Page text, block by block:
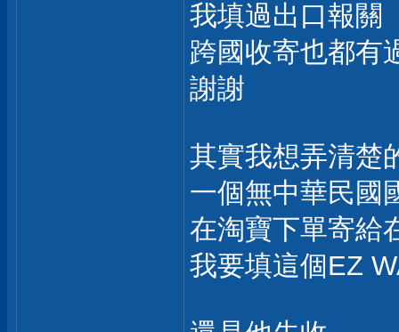
我填過出口報關
跨國收寄也都有
謝謝
其實我想弄清楚
一個無中華民國
在淘寶下單寄給
我要填這個EZ